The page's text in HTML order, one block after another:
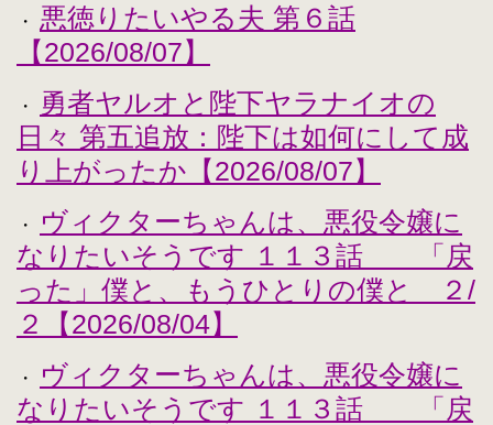
・
悪徳りたいやる夫 第６話
【2026/08/07】
・
勇者ヤルオと陛下ヤラナイオの
日々 第五追放：陛下は如何にして成
り上がったか【2026/08/07】
・
ヴィクターちゃんは、悪役令嬢に
なりたいそうです １１３話 「戻
った」僕と、もうひとりの僕と ２/
２【2026/08/04】
・
ヴィクターちゃんは、悪役令嬢に
なりたいそうです １１３話 「戻